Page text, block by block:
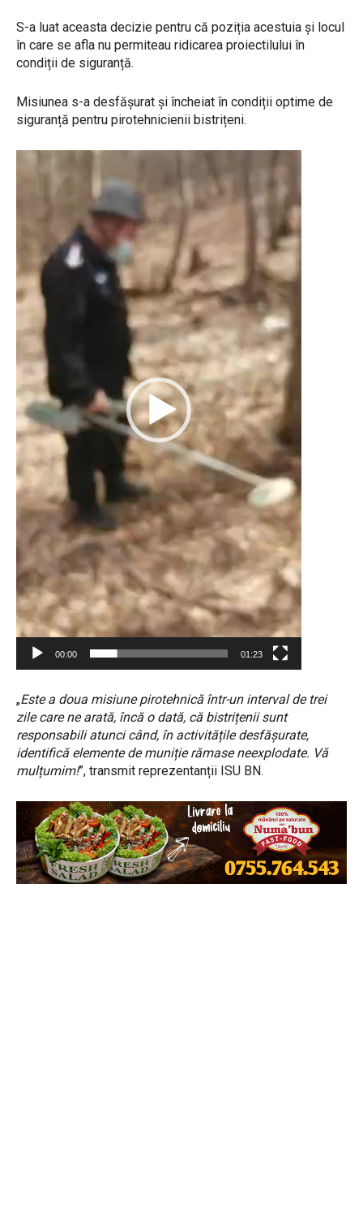
S-a luat aceasta decizie pentru că poziția acestuia și locul
în care se afla nu permiteau ridicarea proiectilului în
condiții de siguranță.
Misiunea s-a desfășurat și încheiat în condiții optime de
siguranță pentru pirotehnicienii bistrițeni.
d
00:00 01:23
„Este a doua misiune pirotehnică într-un interval de trei
zile care ne arată, încă o dată, că bistrițenii sunt
responsabili atunci când, în activitățile desfășurate,
identifică elemente de muniție rămase neexplodate. Vă
mulțumim!”, transmit reprezentanții ISU BN.